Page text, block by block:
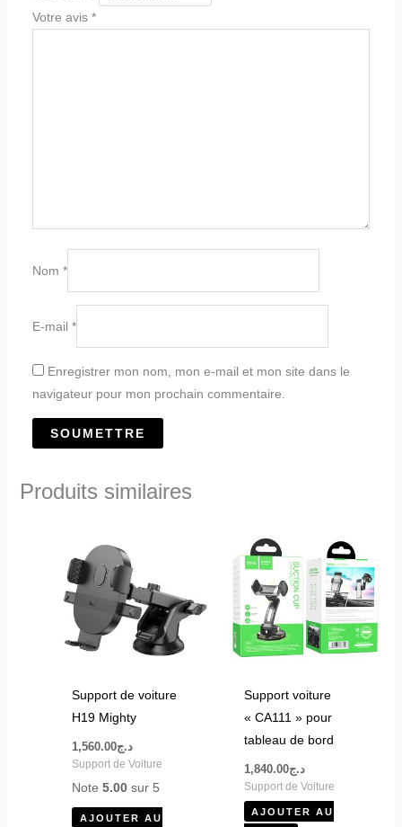
Votre avis *
Nom *
E-mail *
Enregistrer mon nom, mon e-mail et mon site dans le
navigateur pour mon prochain commentaire.
Produits similaires
Support de voiture
H19 Mighty
د.ج1,560.00
Support de Voiture
Note5.00 sur 5
AJOUTER AU
Support voiture
« CA111 » pour
tableau de bord
د.ج1,840.00
Support de Voiture
AJOUTER AU